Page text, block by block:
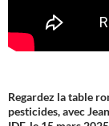
Regardez la table
pesticides, avec